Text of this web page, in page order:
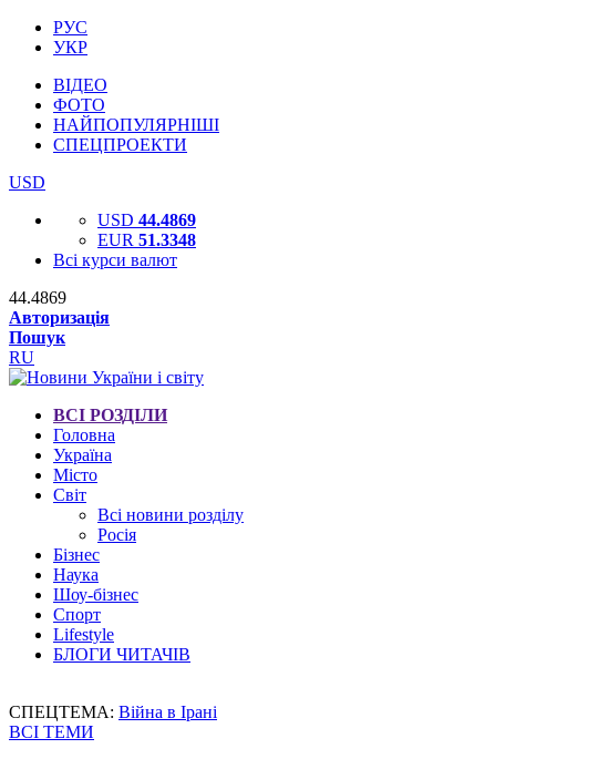
РУС
УКР
ВІДЕО
ФОТО
НАЙПОПУЛЯРНІШІ
СПЕЦПРОЕКТИ
USD
USD 44.4869
EUR 51.3348
Всі курси валют
44.4869
Авторизація
Пошук
RU
ВСІ РОЗДІЛИ
Головна
Україна
Місто
Світ
Всі новини розділу
Росія
Бізнес
Наука
Шоу-бізнес
Спорт
Lifestyle
БЛОГИ ЧИТАЧІВ
СПЕЦТЕМА: Війна в Ірані
ВСІ ТЕМИ